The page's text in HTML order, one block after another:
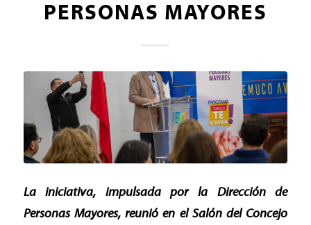
PERSONAS MAYORES
La iniciativa, impulsada por la Dirección de
Personas Mayores, reunió en el Salón del Concejo